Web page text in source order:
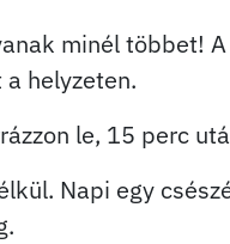
minél többet!
helyzeten.
le, 15 perc
Napi egy